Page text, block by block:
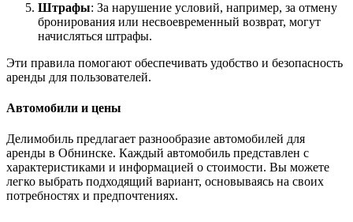
Штрафы: За нарушение условий, например, за отмену
бронирования или несвоевременный возврат, могут
начисляться штрафы.
Эти правила помогают обеспечивать удобство и безопасность
аренды для пользователей.
Автомобили и цены
Делимобиль предлагает разнообразие автомобилей для
аренды в Обнинске. Каждый автомобиль представлен с
характеристиками и информацией о стоимости. Вы можете
легко выбрать подходящий вариант, основываясь на своих
потребностях и предпочтениях.